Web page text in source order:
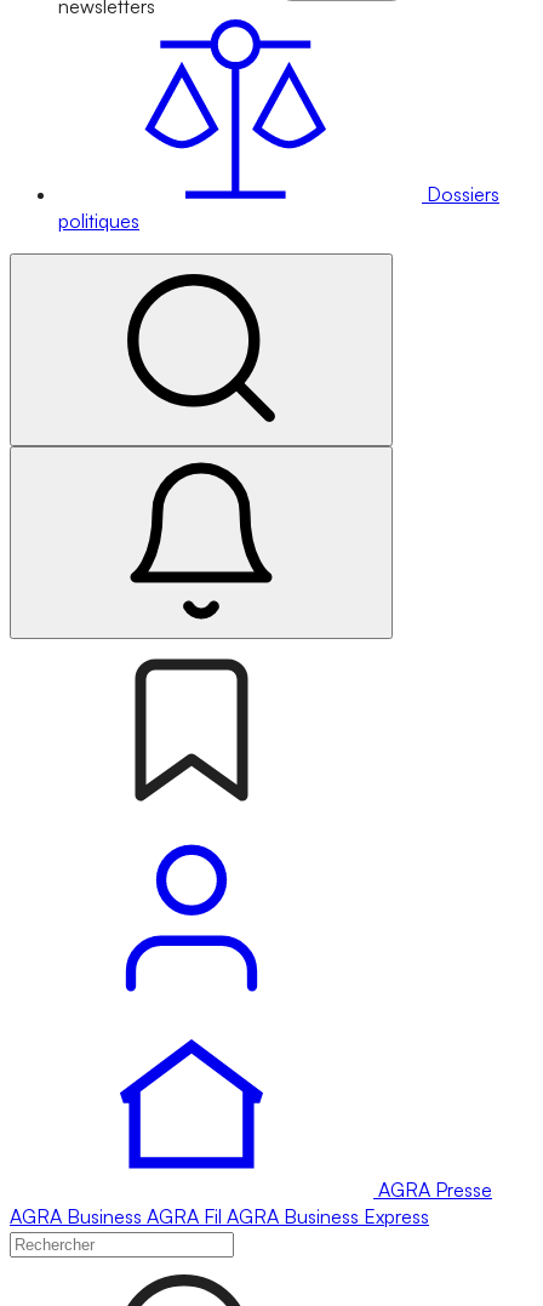
newsletters
Dossiers
politiques
AGRA Presse
AGRA Business AGRA Fil AGRA Business Express